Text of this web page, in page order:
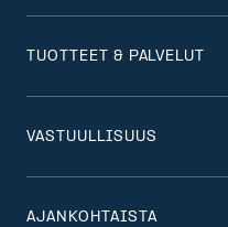
TUOTTEET & PALVELUT
VASTUULLISUUS
AJANKOHTAISTA